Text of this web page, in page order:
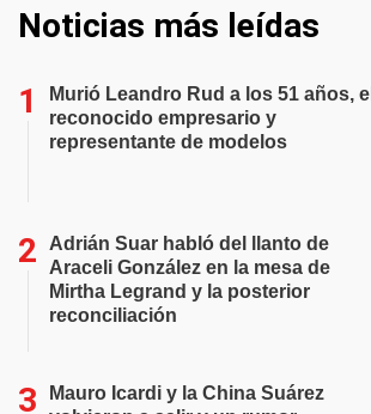
Noticias más leídas
Murió Leandro Rud a los 51 años, el
reconocido empresario y
representante de modelos
Adrián Suar habló del llanto de
Araceli González en la mesa de
Mirtha Legrand y la posterior
reconciliación
Mauro Icardi y la China Suárez